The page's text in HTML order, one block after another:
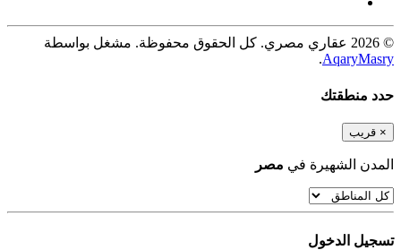
© 2026 عقاري مصري. كل الحقوق محفوظة. مشغل بواسطة
AqaryMasry
.
حدد منطقتك
× قريب
المدن الشهيرة في مصر
تسجيل الدخول